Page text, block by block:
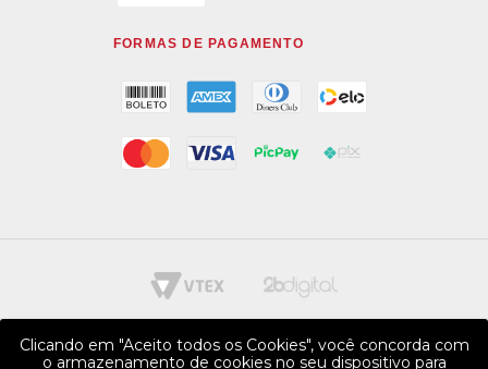
FORMAS DE PAGAMENTO
Clicando em "Aceito todos os Cookies", você concorda com
o armazenamento de cookies no seu dispositivo para